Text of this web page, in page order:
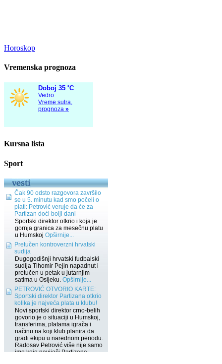
Horoskop
Vremenska prognoza
Kursna lista
Sport